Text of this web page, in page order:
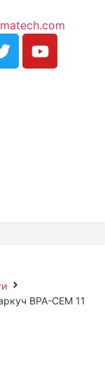
BPA-CEM 11